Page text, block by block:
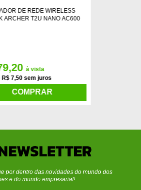
DE REDE WIRELESS
ARCHER T2U NANO AC600
à vista
R$ 7,50 sem juros
COMPRAR
por dentro das novidades do mundo dos
e do mundo empresarial!